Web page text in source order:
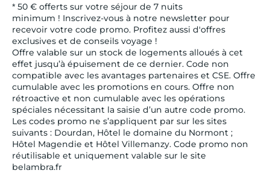
* 50 € offerts sur votre séjour de 7 nuits
minimum ! Inscrivez-vous à notre newsletter pour
recevoir votre code promo. Profitez aussi d'offres
exclusives et de conseils voyage !
Offre valable sur un stock de logements alloués à cet
effet jusqu’à épuisement de ce dernier. Code non
compatible avec les avantages partenaires et CSE. Offre
cumulable avec les promotions en cours. Offre non
rétroactive et non cumulable avec les opérations
spéciales nécessitant la saisie d’un autre code promo.
Les codes promo ne s’appliquent par sur les sites
suivants : Dourdan, Hôtel le domaine du Normont ;
Hôtel Magendie et Hôtel Villemanzy. Code promo non
réutilisable et uniquement valable sur le site
belambra.fr